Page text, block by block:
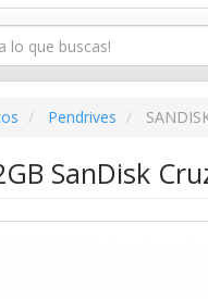
Pendrives
SanDisk